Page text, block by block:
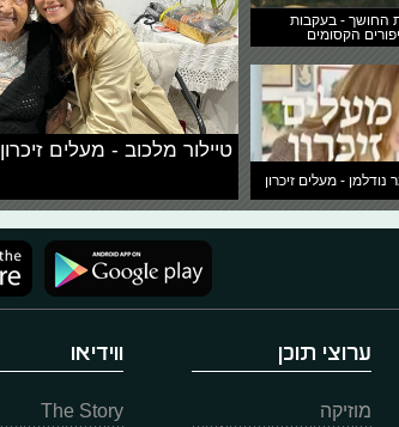
החושך - בעקבות
הקסומים
נודלמן - מעלים זיכרון
טיילור מלכוב - מעלים זיכרון
ערוצי תוכן
מוזיקה
ווידיאו
The Story